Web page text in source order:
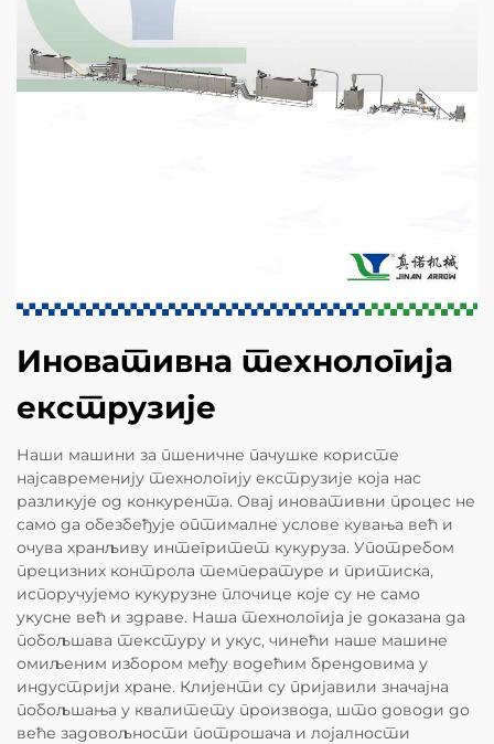
Иновативна технологија
екструзије
Наши машини за пшеничне пачушке користе
најсавременију технологију екструзије која нас
разликује од конкурента. Овај иновативни процес не
само да обезбеђује оптималне услове кувања већ и
очува хранљиву интегритет кукуруза. Употребом
прецизних контрола температуре и притиска,
испоручујемо кукурузне плочице које су не само
укусне већ и здраве. Наша технологија је доказана да
побољшава текстуру и укус, чинећи наше машине
омиљеним избором међу водећим брендовима у
индустрији хране. Клијенти су пријавили значајна
побољшања у квалитету производа, што доводи до
веће задовољности потрошача и лојалности